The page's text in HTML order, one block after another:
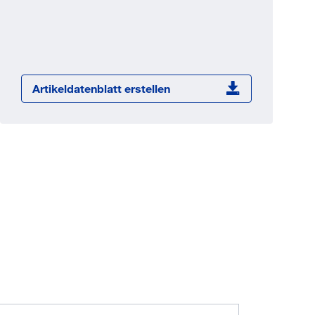
OCI Schnittstelle zu lhrer
Warenwirtschaft
Artikeldatenblatt erstellen